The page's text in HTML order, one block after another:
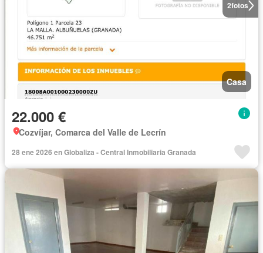
2fotos
Casa
22.000 €
Cozvíjar, Comarca del Valle de Lecrín
28 ene 2026 en Globaliza - Central Inmobiliaria Granada